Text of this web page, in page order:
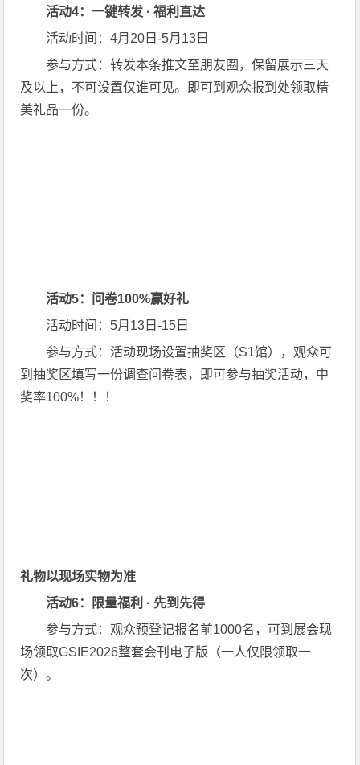
活动4：一键转发 · 福利直达
活动时间：4月20日-5月13日
参与方式：转发本条推文至朋友圈，保留展示三天
及以上，不可设置仅谁可见。即可到观众报到处领取精
美礼品一份。
活动5：问卷100%赢好礼
活动时间：5月13日-15日
参与方式：活动现场设置抽奖区（S1馆），观众可
到抽奖区填写一份调查问卷表，即可参与抽奖活动，中
奖率100%！！！